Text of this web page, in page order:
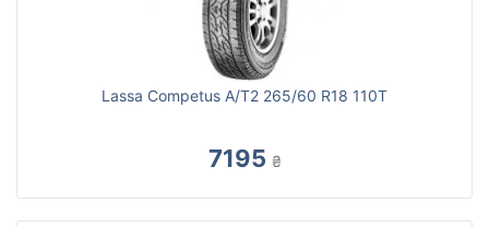
Lassa Competus A/T2 265/60 R18 110T
7195 ₴